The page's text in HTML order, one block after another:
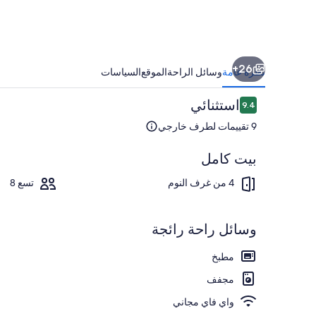
تناول الطعام
26+
نظرة عامةوسائل الراحةالموقعالسياسات
التقييمات
9.49.4 من 10استثنائي
9 تقييمات لطرف خارجي
بيت كامل
4 من غرف النوم تسع 8
وسائل راحة رائجة
مطبخ
مجفف
واي فاي مجاني